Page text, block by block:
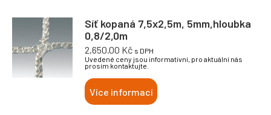
Síť kopaná 7,5x2,5m, 5mm,hloubka
0,8/2,0m
2,650.00 Kč s DPH
Uvedené ceny jsou informativní, pro aktuální nás
prosím kontaktujte.
Více informací